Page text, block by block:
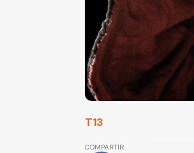
T13
COMPARTIR